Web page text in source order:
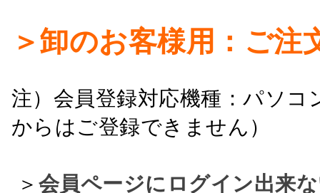
＞卸のお客様用：ご注
注）会員登録対応機種：パソ
からはご登録できません）
＞ 会員ページにログイン出来